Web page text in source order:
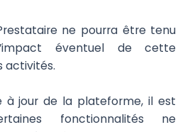
ne pourra être tenu
éventuel de cette
activités.
à jour de la plateforme, il est
fonctionnalités ne